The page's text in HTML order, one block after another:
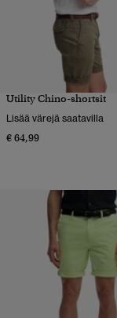
Utility Chino-shortsit
Lisää värejä saatavilla
€ 64,99